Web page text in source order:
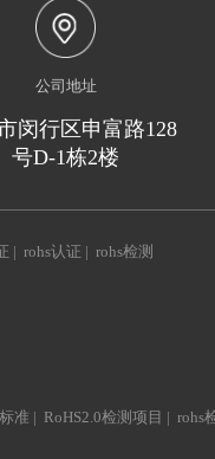
公司地址
闵行区申富路128
号D-1栋2楼
|rohs认证 |rohs检测
准 | RoHS2.0检测项目 |rohs